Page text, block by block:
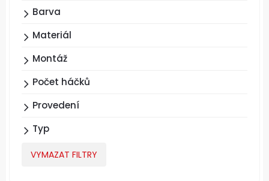
Barva
Materiál
Montáž
Počet háčků
Provedení
Typ
VYMAZAT FILTRY